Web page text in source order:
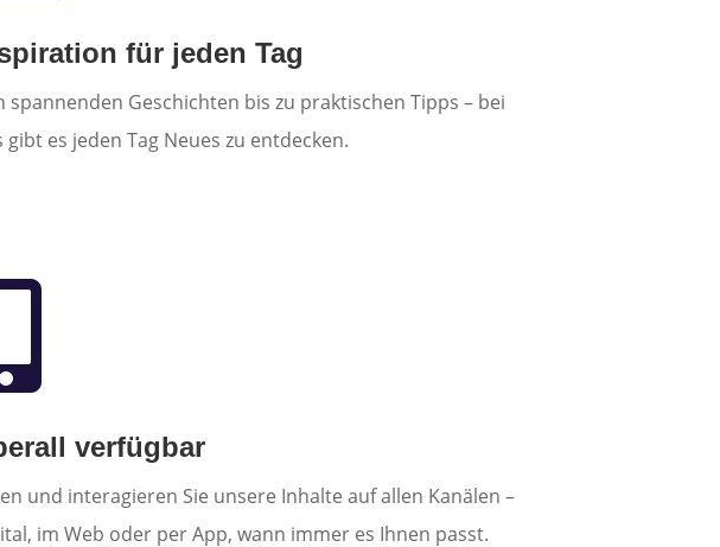
für jeden Tag
spannenden Geschichten bis zu praktischen Tipps – bei
gibt es jeden Tag Neues zu entdecken.
verfügbar
und interagieren Sie unsere Inhalte auf allen Kanälen –
im Web oder per App, wann immer es Ihnen passt.